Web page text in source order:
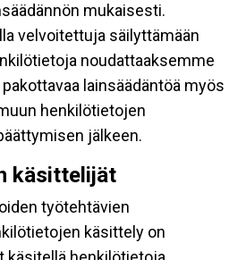
mukaisesti.
velvoitettuja säilyttämään
noudattaaksemme
lainsäädäntöä myös
henkilötietojen
jälkeen.
käsittelijät
työtehtävien
käsittely on